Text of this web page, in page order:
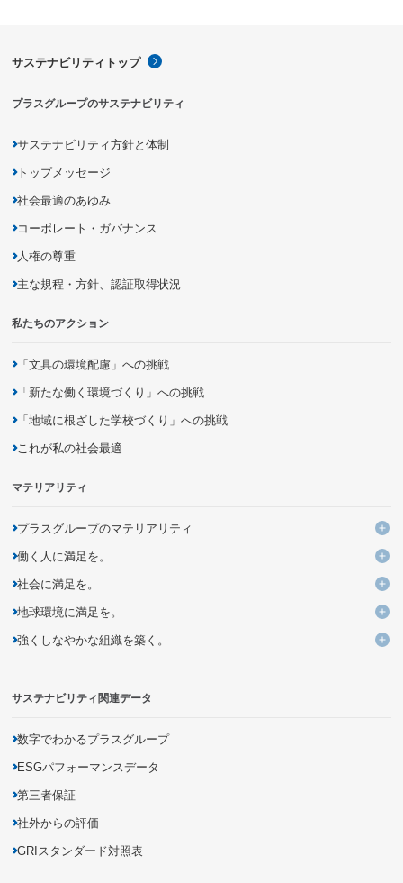
サステナビリティトップ
プラスグループのサステナビリティ
サステナビリティ方針と体制
トップメッセージ
社会最適のあゆみ
コーポレート・ガバナンス
人権の尊重
主な規程・方針、認証取得状況
私たちのアクション
「文具の環境配慮」への挑戦
「新たな働く環境づくり」への挑戦
「地域に根ざした学校づくり」への挑戦
これが私の社会最適
マテリアリティ
プラスグループのマテリアリティ
プ
KPIと進捗
働く人に満足を。
働
よりよい働き方・いごこちのよい環境づくりの追求・提案
多様性を活かす組織への変革
未来につながる人材の育成
社会に満足を。
社
ユニークなデザイン・発想による価値ある商品とサービスの創出
バリューチェーンの変革による新しいビジネスモデルの創造
商品の品質向上・安全性確保
商品に関する情報開示
地域社会とのパートナーシップの促進
地球環境に満足を。
地
企業活動を通じた気候変動問題への取り組み
有害化学物質の把握・削減
生物多様性の保全
強くしなやかな組織を築く。
強
災害に強いインフラの構築
サステナビリティ関連データ
数字でわかるプラスグループ
ESGパフォーマンスデータ
第三者保証
社外からの評価
GRIスタンダード対照表